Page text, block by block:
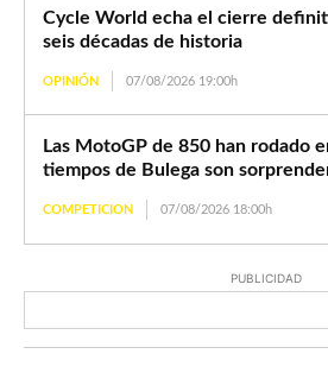
Cycle World echa el cierre
seis décadas de historia
OPINIÓN 07/08/2026 19:00h
Las MotoGP de 850 han rodado
tiempos de Bulega son
COMPETICION 07/08/2026 18:00h
PUBLICIDAD